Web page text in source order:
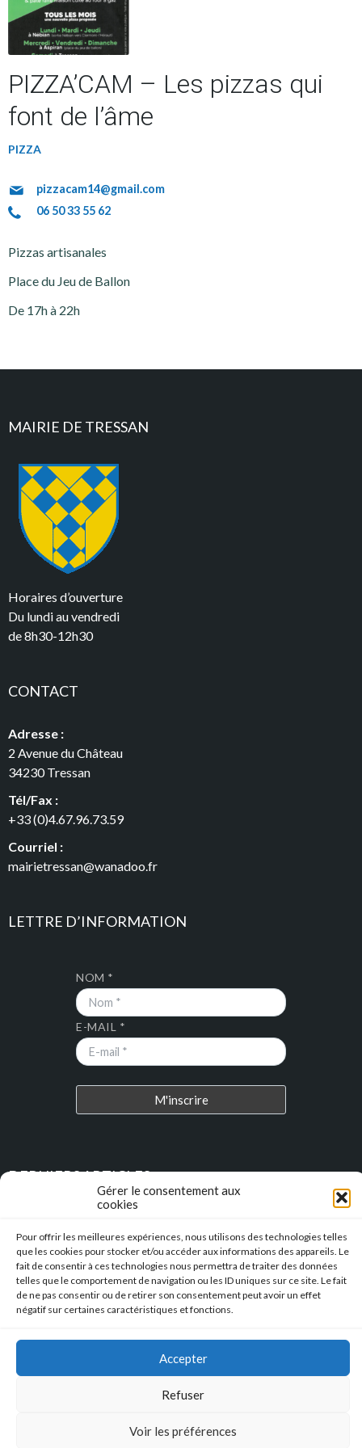
Gérer le consentement aux
cookies
Pour offrir les meilleures expériences, nous utilisons des technologies telles
que les cookies pour stocker et/ou accéder aux informations des appareils. Le
fait de consentir à ces technologies nous permettra de traiter des données
telles que le comportement de navigation ou les ID uniques sur ce site. Le fait
de ne pas consentir ou de retirer son consentement peut avoir un effet
négatif sur certaines caractéristiques et fonctions.
Accepter
Refuser
Voir les préférences
PIZZA’CAM – Les pizzas qui
font de l’âme
PIZZA
pizzacam14@gmail.com
06 50 33 55 62
Pizzas artisanales
Place du Jeu de Ballon
De 17h à 22h
MAIRIE DE TRESSAN
Horaires d’ouverture
Du lundi au vendredi
de 8h30-12h30
CONTACT
Adresse :
2 Avenue du Château
34230 Tressan
Tél/Fax :
+33 (0)4.67.96.73.59
Courriel :
mairietressan@wanadoo.fr
LETTRE D’INFORMATION
NOM *
E-MAIL *
DERNIERS ARTICLES
Soirée d’été
Descente en caisse à savon – Profitez de l’été pour construire vos
caisses à savon !!!
l’Hérault Sud prenant
Accessibilité|Conformité RGAA
SIEGEL :: Studio de Création